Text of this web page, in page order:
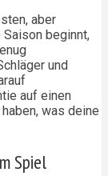
aber
beginnt,
und
auf einen
was deine
Spiel